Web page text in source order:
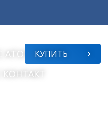
АТОПИК
КОНТАКТ
КУПИТЬ